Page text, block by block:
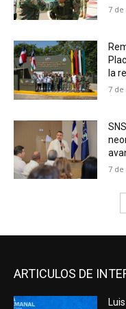
7 de
la
7 de
7 de
ARTICULOS DE